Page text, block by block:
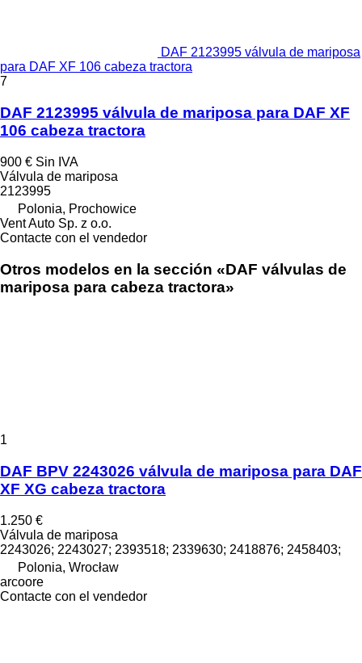
DAF 2123995 válvula de mariposa
para DAF XF 106 cabeza tractora
7
DAF 2123995 válvula de mariposa para DAF XF
106 cabeza tractora
900 € Sin IVA
Válvula de mariposa
2123995
Polonia, Prochowice
Vent Auto Sp. z o.o.
Contacte con el vendedor
Otros modelos en la sección «DAF válvulas de
mariposa para cabeza tractora»
1
DAF BPV 2243026 válvula de mariposa para DAF
XF XG cabeza tractora
1.250 €
Válvula de mariposa
2243026; 2243027; 2393518; 2339630; 2418876; 2458403;
Polonia, Wrocław
arcoore
Contacte con el vendedor